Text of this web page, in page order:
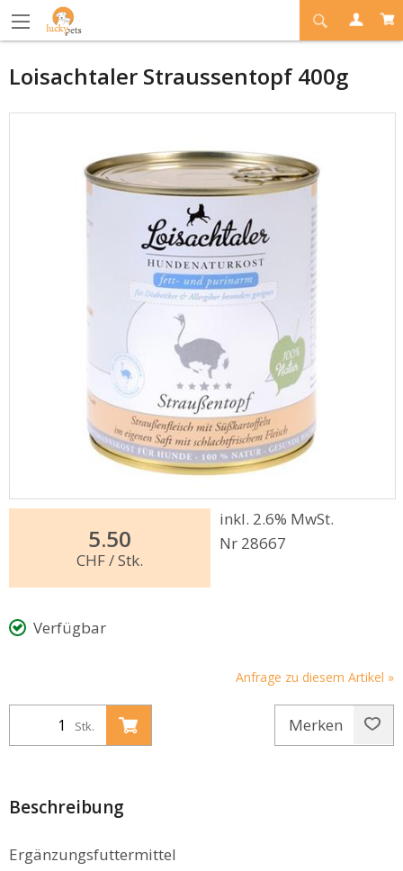
Loisachtaler Straussentopf 400g
5.50
CHF/ Stk.
inkl. 2.6% MwSt.
Nr 28667
Verfügbar
Anfrage zu diesem Artikel »
Stk. Merken
Beschreibung
Ergänzungsfuttermittel